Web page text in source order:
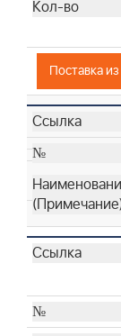
Поставка